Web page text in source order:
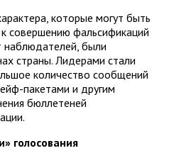
которые могут быть
совершению фальсификаций
наблюдателей, были
страны. Лидерами стали
количество сообщений
пакетами и другим
бюллетеней
голосования